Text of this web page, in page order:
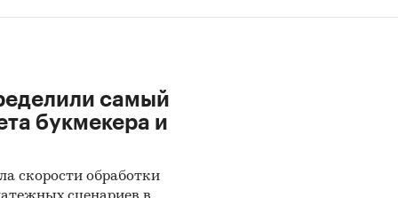
прирост рынка составил ….%, что значительно
предыдущего года (+….% в 2015 к 2014
самый
букмекера и
скорости обработки